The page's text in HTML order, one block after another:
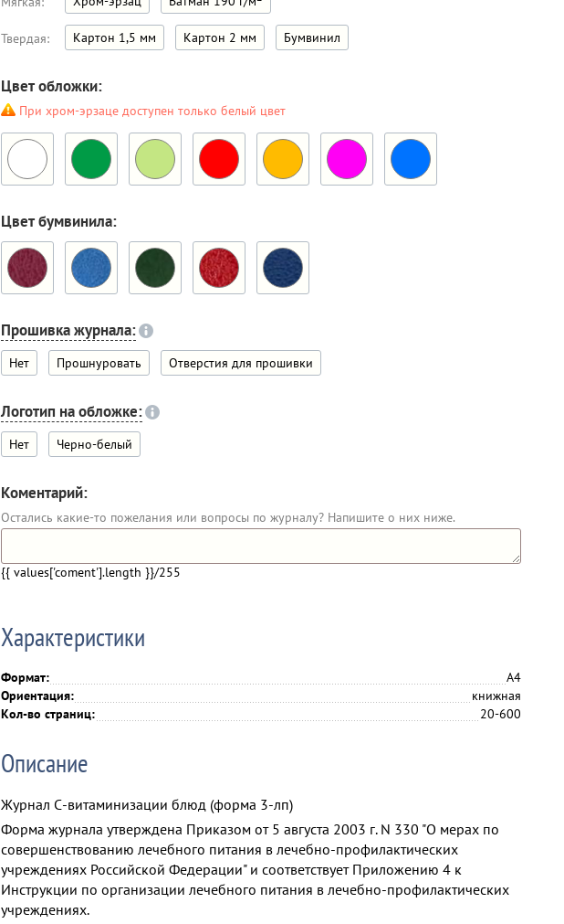
Твердая: Картон 1,5 мм Картон 2 мм Бумвинил
Цвет обложки:
При хром-эрзаце доступен только белый цвет
Цвет бумвинила:
Прошивка журнала:
Нет Прошнуровать Отверстия для прошивки
Логотип на обложке:
Нет Черно-белый
Коментарий:
Остались какие-то пожелания или вопросы по журналу? Напишите о них ниже.
{{ values['coment'].length }}/255
Характеристики
Формат:
А4
Ориентация:
книжная
Кол-во страниц:
20-600
Описание
Журнал С-витаминизации блюд (форма 3-лп)
Форма журнала утверждена Приказом от 5 августа 2003 г. N 330 "О мерах по
совершенствованию лечебного питания в лечебно-профилактических
учреждениях Российской Федерации" и соответствует Приложению 4 к
Инструкции по организации лечебного питания в лечебно-профилактических
учреждениях.